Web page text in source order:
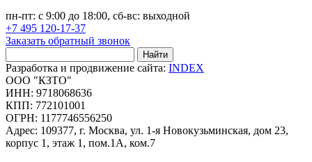
пн-пт: с 9:00 до 18:00, сб-вс: выходной
+7 495 120-17-37
Заказать обратный звонок
Найти
Разработка и продвижение сайта: INDEX
ООО "КЗТО"
ИНН: 9718068636
КПП: 772101001
ОГРН: 1177746556250
Адрес: 109377, г. Москва, ул. 1-я Новокузьминская, дом 23,
корпус 1, этаж 1, пом.1А, ком.7